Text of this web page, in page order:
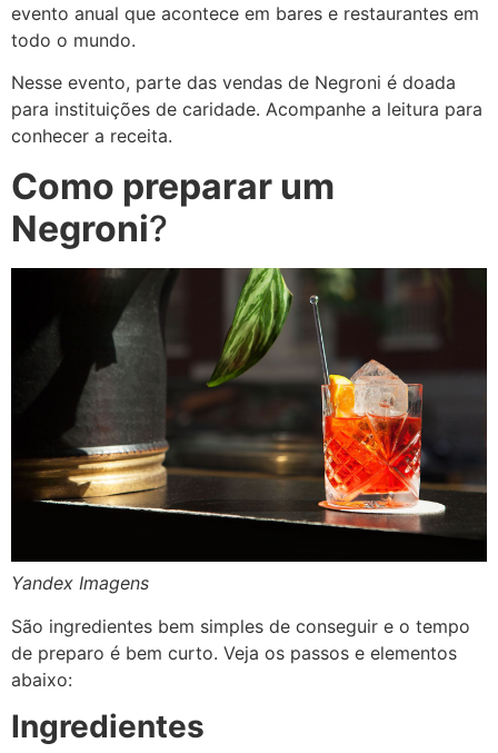
evento anual que acontece em bares e restaurantes em
todo o mundo.
Nesse evento, parte das vendas de Negroni é doada
para instituições de caridade. Acompanhe a leitura para
conhecer a receita.
Como preparar um
Negroni?
Yandex Imagens
São ingredientes bem simples de conseguir e o tempo
de preparo é bem curto. Veja os passos e elementos
abaixo:
Ingredientes